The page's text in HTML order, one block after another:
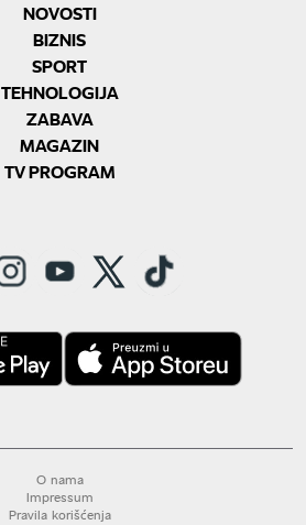
NOVOSTI
BIZNIS
SPORT
TEHNOLOGIJA
ZABAVA
MAGAZIN
TV PROGRAM
O nama
Impressum
Pravila korišćenja